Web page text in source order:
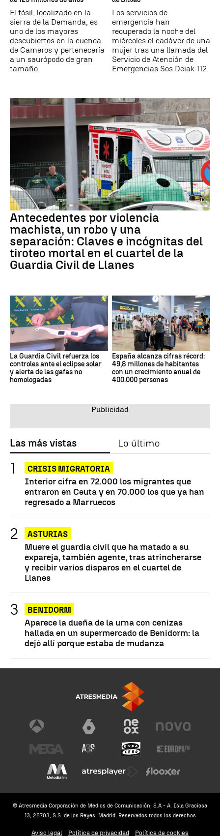
El fósil, localizado en la
sierra de la Demanda, es
uno de los mayores
descubiertos en la cuenca
de Cameros y pertenecería
a un saurópodo de gran
tamaño.
Los servicios de
emergencia han
recuperado la noche del
miércoles el cadáver de una
mujer tras una llamada del
Servicio de Atención de
Emergencias Sos Deiak 112.
Antecedentes por violencia
machista, un robo y una
separación: Claves e incógnitas del
tiroteo mortal en el cuartel de la
Guardia Civil de Llanes
La Guardia Civil refuerza los
controles ante el eclipse solar
y alerta de las gafas no
homologadas
España alcanza cifras récord:
49,8 millones de habitantes
con un crecimiento anual de
400.000 personas
Las más vistas Lo último
CRISIS MIGRATORIA
Interior cifra en 72.000 los migrantes que
entraron en Ceuta y en 70.000 los que ya han
regresado a Marruecos
ASTURIAS
Muere el guardia civil que ha matado a su
expareja, también agente, tras atrincherarse
y recibir varios disparos en el cuartel de
Llanes
BENIDORM
Aparece la dueña de la urna con cenizas
hallada en un supermercado de Benidorm: la
dejó allí porque estaba de mudanza
© Atresmedia Corporación de Medios de Comunicación, S.A - A. Isla Graciosa
13, 28703, S.S. de los Reyes, Madrid. Reservados todos los derechos
Aviso legal Política de privacidad Política de cookies